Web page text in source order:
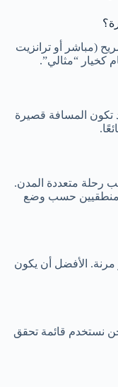
(مباشر أو ترانزيت
تكون المسافة قصيرة
متعددة المدن.
منطقيين حسب وضع
مرنة. الأفضل أن يكون
نستخدم قائمة تحقق